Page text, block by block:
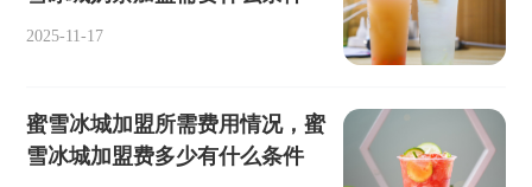
2025-11-17
蜜雪冰城加盟所需费用情况，蜜
雪冰城加盟费多少有什么条件